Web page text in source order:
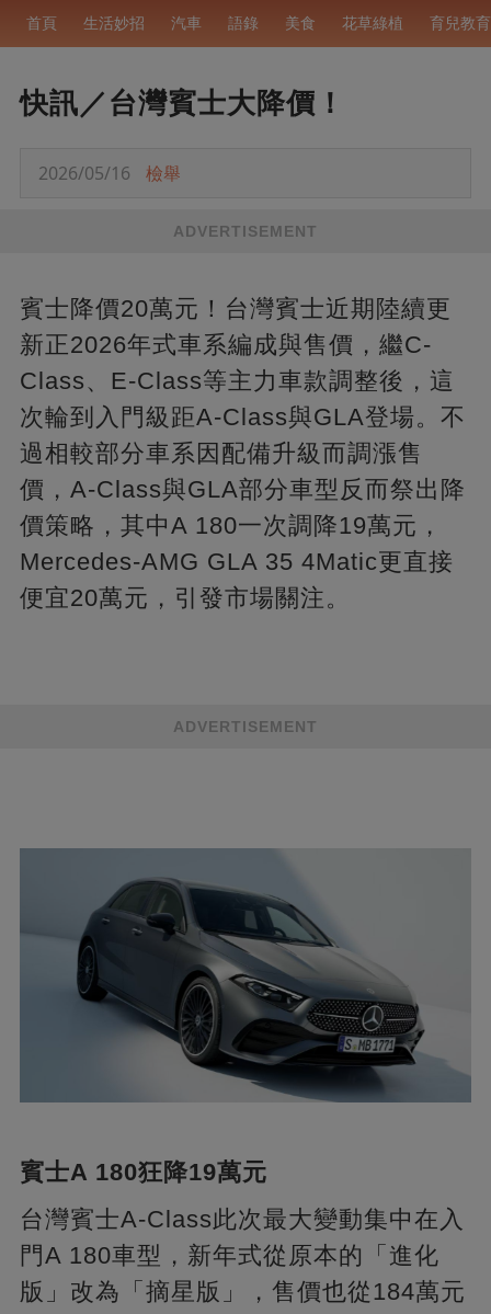
首頁 生活妙招 汽車 語錄 美食 花草綠植 育兒教育
快訊／台灣賓士大降價！
2026/05/16 檢舉
ADVERTISEMENT
賓士降價20萬元！台灣賓士近期陸續更
新正2026年式車系編成與售價，繼C-
Class、E-Class等主力車款調整後，這
次輪到入門級距A-Class與GLA登場。不
過相較部分車系因配備升級而調漲售
價，A-Class與GLA部分車型反而祭出降
價策略，其中A 180一次調降19萬元，
Mercedes-AMG GLA 35 4Matic更直接
便宜20萬元，引發市場關注。
ADVERTISEMENT
賓士A 180狂降19萬元
台灣賓士A-Class此次最大變動集中在入
門A 180車型，新年式從原本的「進化
版」改為「摘星版」，售價也從184萬元